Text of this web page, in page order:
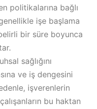
politikalarına bağlı
işe başlama
bir süre boyunca
sağlığını
ve iş dengesini
işverenlerin
bu haktan